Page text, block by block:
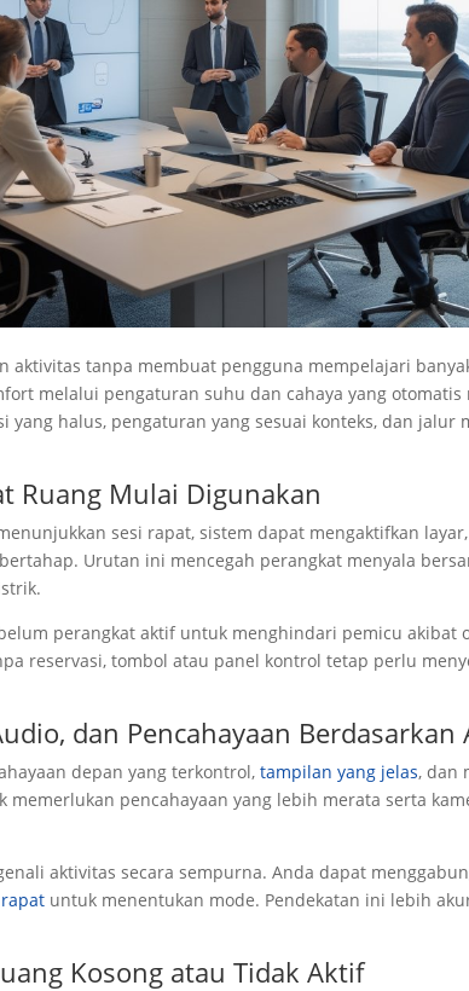
aktivitas tanpa membuat pengguna mempelajari
melalui pengaturan suhu dan cahaya yang otomatis
yang halus, pengaturan yang sesuai konteks, dan jalur
Ruang Mulai Digunakan
sesi rapat, sistem dapat mengaktifkan
Urutan ini mencegah perangkat menyala
perangkat aktif untuk menghindari pemicu akibat
reservasi, tombol atau panel kontrol tetap perlu
dan Pencahayaan Berdasarkan
depan yang terkontrol,tampilan yang jelas, dan
memerlukan pencahayaan yang lebih merata serta
aktivitas secara sempurna. Anda dapat
untuk menentukan mode. Pendekatan ini lebih
Kosong atau Tidak Aktif